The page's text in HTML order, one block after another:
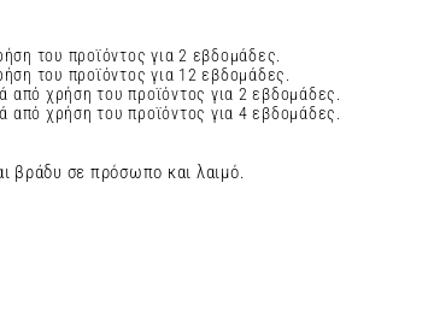
του προϊόντος για 2 εβδομάδες.
του προϊόντος για 12 εβδομάδες.
χρήση του προϊόντος για 2 εβδομάδες.
χρήση του προϊόντος για 4 εβδομάδες.
βράδυ σε πρόσωπο και λαιμό.